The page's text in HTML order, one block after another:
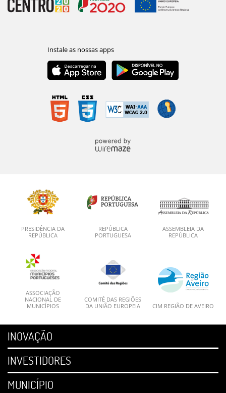
PRESIDÊNCIA DA
REPÚBLICA
REPÚBLICA
PORTUGUESA
ASSEMBLEIA DA
REPÚBLICA
ASSOCIAÇÃO
NACIONAL DE
MUNICÍPIOS
COMITÉ DAS REGIÕES
DA UNIÃO EUROPEIA
CIM REGIÃO DE AVEIRO
INOVAÇÃO
INVESTIDORES
MUNICÍPIO